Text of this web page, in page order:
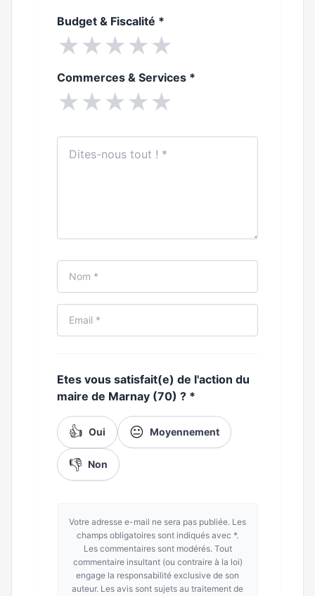
Budget & Fiscalité *
★★★★★
Commerces & Services *
★★★★★
Etes vous satisfait(e) de l'action du
maire de Marnay (70) ? *
👍 Oui 😐 Moyennement
👎 Non
Votre adresse e-mail ne sera pas publiée. Les
champs obligatoires sont indiqués avec *.
Les commentaires sont modérés. Tout
commentaire insultant (ou contraire à la loi)
engage la responsabilité exclusive de son
auteur. Les avis sont sujets au traitement de